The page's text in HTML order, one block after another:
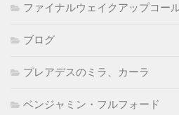
ファイナルウェイクアップコー
ブログ
プレアデスのミラ、カーラ
ベンジャミン・フルフォード